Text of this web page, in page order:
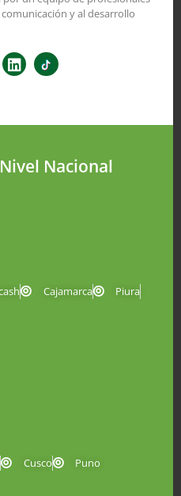
y al desarrollo
Nacional
Cajamarca
Piura
Cusco Puno